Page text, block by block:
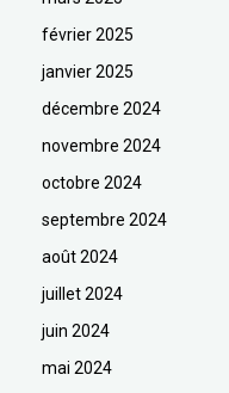
février 2025
janvier 2025
décembre 2024
novembre 2024
octobre 2024
septembre 2024
août 2024
juillet 2024
juin 2024
mai 2024